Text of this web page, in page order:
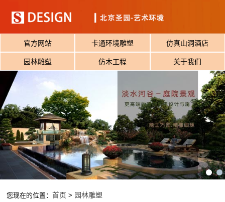
官方网站 卡通环境雕塑 仿真山洞酒店
园林雕塑 仿木工程 关于我们
您现在的位置：首页 > 园林雕塑